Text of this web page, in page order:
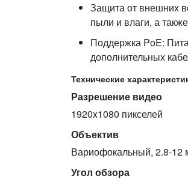
Защита от внешних
пыли и влаги, а
Поддержка PoE:
дополнительных
Технические
Разрешение видео
1920x1080 пикселей
Объектив
Вариофокальный, 2.8-12
Угол обзора